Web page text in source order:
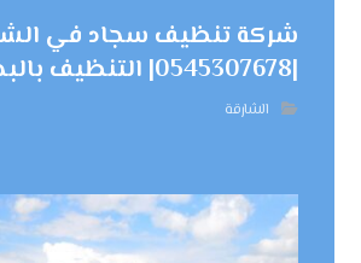
شركة تنظيف سجاد في
|0545307678| التنظيف بالبخار
الشارقة